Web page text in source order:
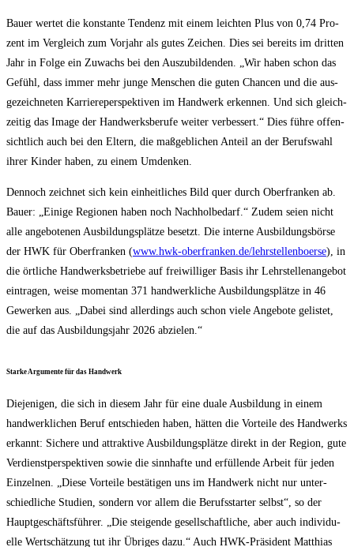
Bau­er wer­tet die kon­stan­te Ten­denz mit einem leich­ten Plus von 0,74 Pro­
zent im Ver­gleich zum Vor­jahr als gutes Zei­chen. Dies sei bereits im drit­ten
Jahr in Fol­ge ein Zuwachs bei den Aus­zu­bil­den­den. „Wir haben schon das
Gefühl, dass immer mehr jun­ge Men­schen die guten Chan­cen und die aus­
ge­zeich­ne­ten Kar­rie­re­per­spek­ti­ven im Hand­werk erken­nen. Und sich gleich­
zei­tig das Image der Hand­werks­be­ru­fe wei­ter ver­bes­sert.“ Dies füh­re offen­
sicht­lich auch bei den Eltern, die maß­geb­li­chen Anteil an der Berufs­wahl
ihrer Kin­der haben, zu einem Umdenken.
Den­noch zeich­net sich kein ein­heit­li­ches Bild quer durch Ober­fran­ken ab.
Bau­er: „Eini­ge Regio­nen haben noch Nach­hol­be­darf.“ Zudem sei­en nicht
alle ange­bo­te­nen Aus­bil­dungs­plät­ze besetzt. Die inter­ne Aus­bil­dungs­bör­se
der HWK für Ober­fran­ken (www.hwk-oberfranken.de/lehrstellenboerse), in
die ört­li­che Hand­werks­be­trie­be auf frei­wil­li­ger Basis ihr Lehr­stel­len­an­ge­bot
ein­tra­gen, wei­se momen­tan 371 hand­werk­li­che Aus­bil­dungs­plät­ze in 46
Gewer­ken aus. „Dabei sind aller­dings auch schon vie­le Ange­bo­te gelis­tet,
die auf das Aus­bil­dungs­jahr 2026 abzielen.“
Star­ke Argu­men­te für das Handwerk
Die­je­ni­gen, die sich in die­sem Jahr für eine dua­le Aus­bil­dung in einem
hand­werk­li­chen Beruf ent­schie­den haben, hät­ten die Vor­tei­le des Hand­werks
erkannt: Siche­re und attrak­ti­ve Aus­bil­dungs­plät­ze direkt in der Regi­on, gute
Ver­dienst­per­spek­ti­ven sowie die sinn­haf­te und erfül­len­de Arbeit für jeden
Ein­zel­nen. „Die­se Vor­tei­le bestä­ti­gen uns im Hand­werk nicht nur unter­
schied­li­che Stu­di­en, son­dern vor allem die Berufs­star­ter selbst“, so der
Haupt­ge­schäfts­füh­rer. „Die stei­gen­de gesell­schaft­li­che, aber auch indi­vi­du­
el­le Wert­schät­zung tut ihr Übri­ges dazu.“ Auch HWK-Prä­si­dent Mat­thi­as